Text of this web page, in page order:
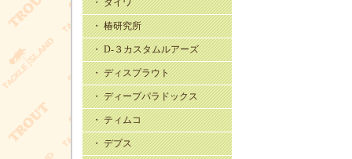
・ ダイワ
・ 椿研究所
・ D-３カスタムルアーズ
・ ディスプラウト
・ ディープパラドックス
・ ティムコ
・ デプス